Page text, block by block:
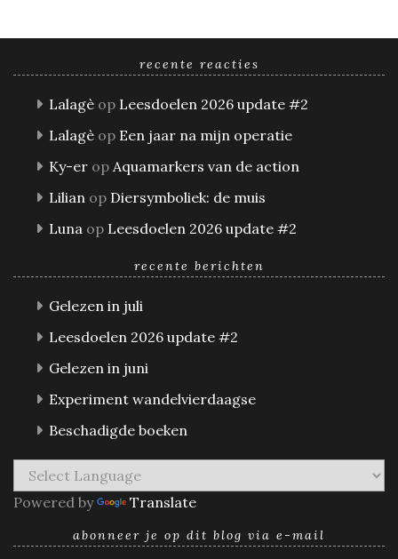
recente reacties
Lalagè op Leesdoelen 2026 update #2
Lalagè op Een jaar na mijn operatie
Ky-er op Aquamarkers van de action
Lilian op Diersymboliek: de muis
Luna op Leesdoelen 2026 update #2
recente berichten
Gelezen in juli
Leesdoelen 2026 update #2
Gelezen in juni
Experiment wandelvierdaagse
Beschadigde boeken
Powered by Translate
abonneer je op dit blog via e-mail